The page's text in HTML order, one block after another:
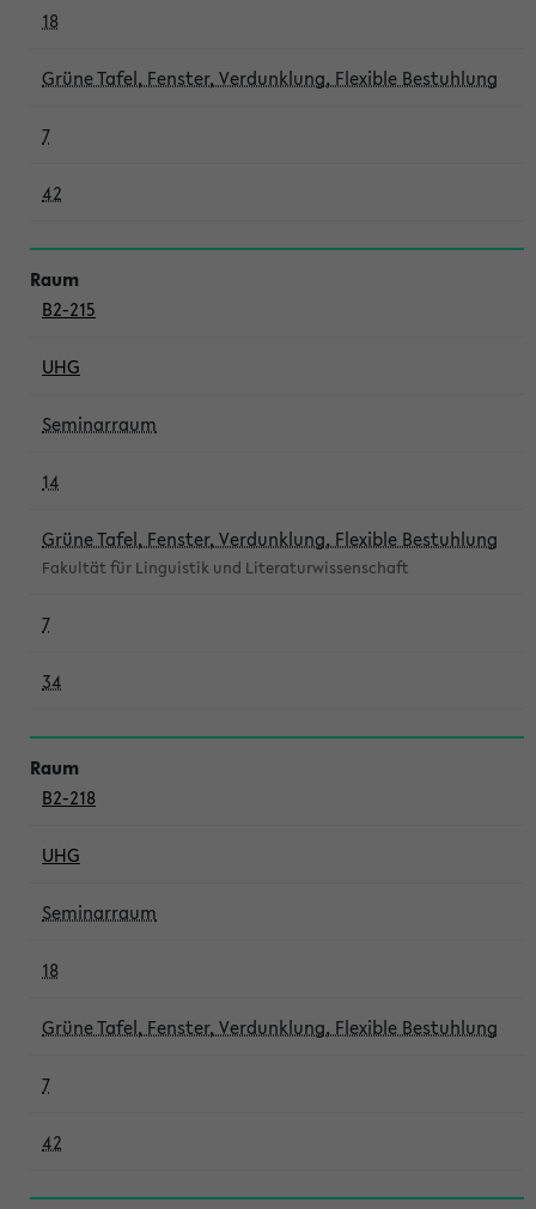
18
Grüne Tafel, Fenster, Verdunklung, Flexible Bestuhlung
7
42
B2-215
UHG
Seminarraum
14
Grüne Tafel, Fenster, Verdunklung, Flexible Bestuhlung
Fakultät für Linguistik und Literaturwissenschaft
7
34
B2-218
UHG
Seminarraum
18
Grüne Tafel, Fenster, Verdunklung, Flexible Bestuhlung
7
42